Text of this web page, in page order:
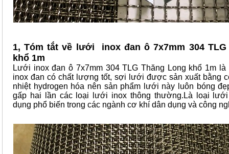
1, Tóm tắt về lưới inox đan ô 7x7mm 304 TLG
khổ 1m
Lưới inox đan ô 7x7mm 304 TLG Thăng Long khổ 1m
inox đan có chất lượng tốt, sợi lưới được sản xuất bằng
nhiệt hydrogen hóa nên sản phẩm lưới này luôn bóng
gấp hai lần các loại lưới inox thông thường.Là loại
dụng phổ biến trong các ngành cơ khí dân dụng và công